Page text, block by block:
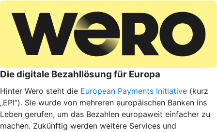
Die digitale Bezahllösung für Europa
Hinter Wero steht die European Payments Initiative (kurz
„EPI“). Sie wurde von mehreren europäischen Banken ins
Leben gerufen, um das Bezahlen europaweit einfacher zu
machen. Zukünftig werden weitere Services und